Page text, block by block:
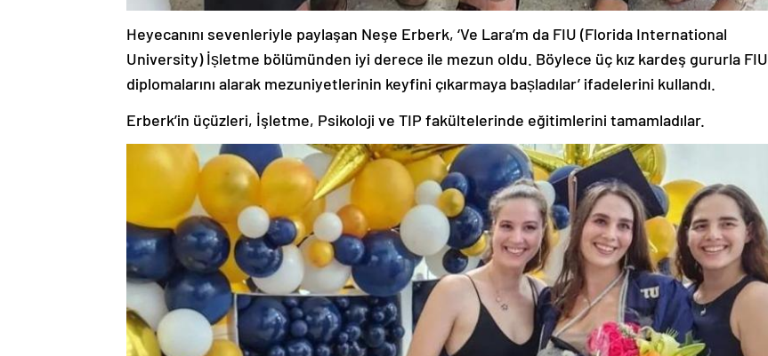
Heyecanını sevenleriyle paylaşan Neşe Erberk, ‘Ve Lara’m da FIU (Florida International
University) İṣletme bölümünden iyi derece ile mezun oldu. Böylece üç kız kardeş gururla FIU
diplomalarını alarak mezuniyetlerinin keyfini çıkarmaya baṣladılar’ ifadelerini kullandı.
Erberk’in üçüzleri, İşletme, Psikoloji ve TIP fakültelerinde eğitimlerini tamamladılar.